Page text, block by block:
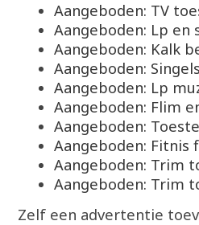
Aangeboden: TV
Aangeboden: Lp en
Aangeboden: Kalk
Aangeboden: Singels
Aangeboden: Lp
Aangeboden: Flim
Aangeboden:
Aangeboden: Fitnis
Aangeboden: Trim
Aangeboden: Trim
Zelf een advertentie